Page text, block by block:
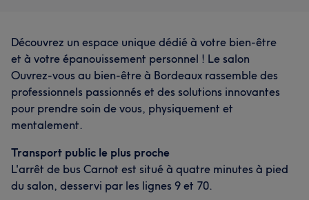
Découvrez un espace unique dédié à votre bien-être
et à votre épanouissement personnel ! Le salon
Ouvrez-vous au bien-être à Bordeaux rassemble des
professionnels passionnés et des solutions innovantes
pour prendre soin de vous, physiquement et
mentalement.
Transport public le plus proche
L'arrêt de bus Carnot est situé à quatre minutes à pied
du salon, desservi par les lignes 9 et 70.